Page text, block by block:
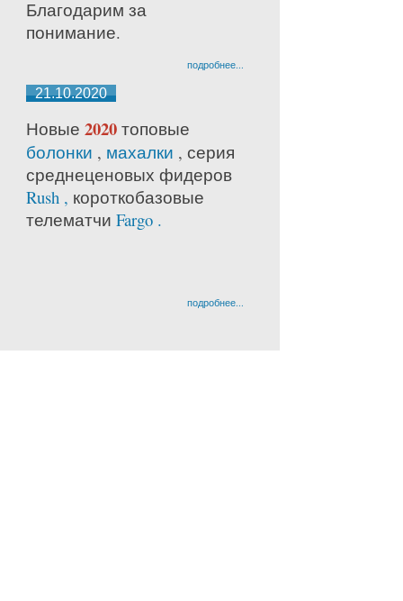
Благодарим за
понимание.
подробнее...
21.10.2020
Новые 2020 топовые
болонки , махалки , серия
среднеценовых фидеров
Rush , короткобазовые
телематчи Fargo .
подробнее...